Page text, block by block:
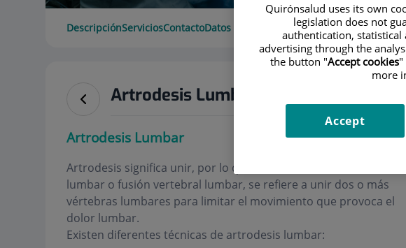
DescripciónServiciosContactoDatos de interés
Artrodesis Lumbar
Artrodesis Lumbar
Artrodesis significa unir, por lo que en el caso de la artrodesis
lumbar o fusión vertebral lumbar, se refiere a unir dos o más
vértebras lumbares para limitar el movimiento que provoca el
dolor lumbar.
Existen diferentes técnicas de artrodesis lumbar:
Quirónsalud uses its own
legislation does not
authentication, statistical
advertising through the
the button "Accept cookies"
more
Accept